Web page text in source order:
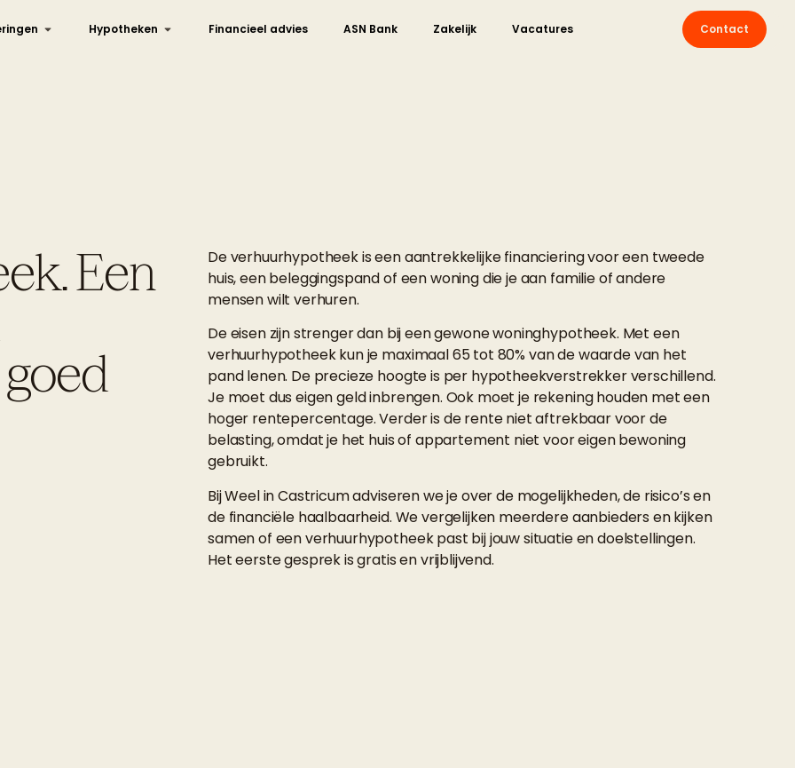
Hypotheken Financieel advies ASN Bank Zakelijk Vacatures Contact
Een
De verhuurhypotheek is een aantrekkelijke financiering voor een tweede
huis, een beleggingspand of een woning die je aan familie of andere
mensen wilt verhuren.
De eisen zijn strenger dan bij een gewone woninghypotheek. Met een
verhuurhypotheek kun je maximaal 65 tot 80% van de waarde van het
pand lenen. De precieze hoogte is per hypotheekverstrekker verschillend.
Je moet dus eigen geld inbrengen. Ook moet je rekening houden met een
hoger rentepercentage. Verder is de rente niet aftrekbaar voor de
belasting, omdat je het huis of appartement niet voor eigen bewoning
gebruikt.
Bij Weel in Castricum adviseren we je over de mogelijkheden, de risico’s en
de financiële haalbaarheid. We vergelijken meerdere aanbieders en kijken
samen of een verhuurhypotheek past bij jouw situatie en doelstellingen.
Het eerste gesprek is gratis en vrijblijvend.